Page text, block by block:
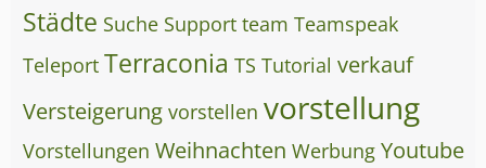
Städte Suche Support team Teamspeak
Teleport Terraconia TS Tutorial verkauf
Versteigerung vorstellen vorstellung
Vorstellungen Weihnachten Werbung Youtube